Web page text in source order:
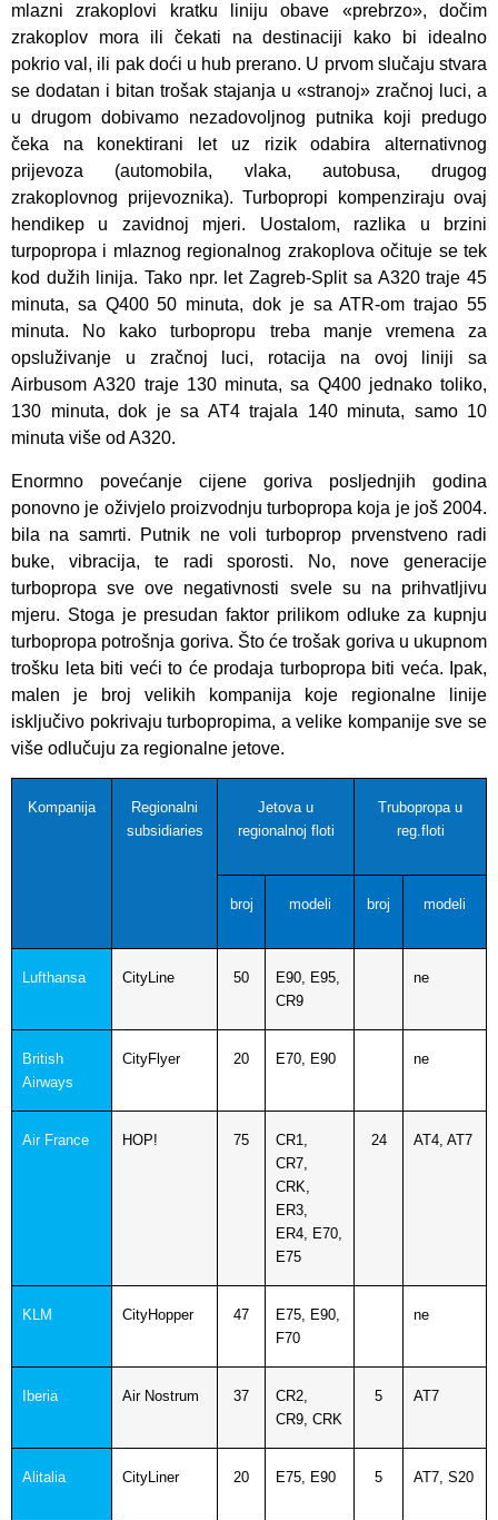
mlazni zrakoplovi kratku liniju obave «prebrzo», dočim
zrakoplov mora ili čekati na destinaciji kako bi idealno
pokrio val, ili pak doći u hub prerano. U prvom slučaju stvara
se dodatan i bitan trošak stajanja u «stranoj» zračnoj luci, a
u drugom dobivamo nezadovoljnog putnika koji predugo
čeka na konektirani let uz rizik odabira alternativnog
prijevoza (automobila, vlaka, autobusa, drugog
zrakoplovnog prijevoznika). Turbopropi kompenziraju ovaj
hendikep u zavidnoj mjeri. Uostalom, razlika u brzini
turpopropa i mlaznog regionalnog zrakoplova očituje se tek
kod dužih linija. Tako npr. let Zagreb-Split sa A320 traje 45
minuta, sa Q400 50 minuta, dok je sa ATR-om trajao 55
minuta. No kako turbopropu treba manje vremena za
opsluživanje u zračnoj luci, rotacija na ovoj liniji sa
Airbusom A320 traje 130 minuta, sa Q400 jednako toliko,
130 minuta, dok je sa AT4 trajala 140 minuta, samo 10
minuta više od A320.
Enormno povećanje cijene goriva posljednjih godina
ponovno je oživjelo proizvodnju turbopropa koja je još 2004.
bila na samrti. Putnik ne voli turboprop prvenstveno radi
buke, vibracija, te radi sporosti. No, nove generacije
turbopropa sve ove negativnosti svele su na prihvatljivu
mjeru. Stoga je presudan faktor prilikom odluke za kupnju
turbopropa potrošnja goriva. Što će trošak goriva u ukupnom
trošku leta biti veći to će prodaja turbopropa biti veća. Ipak,
malen je broj velikih kompanija koje regionalne linije
isključivo pokrivaju turbopropima, a velike kompanije sve se
više odlučuju za regionalne jetove.
Kompanija
Regionalni
subsidiaries
Jetova u
regionalnoj floti
Trubopropa u
reg.floti
broj modeli broj modeli
Lufthansa CityLine 50
E90, E95,
CR9
ne
British
Airways
CityFlyer 20 E70, E90 ne
Air France HOP! 75
CR1,
CR7,
CRK,
ER3,
ER4, E70,
E75
24 AT4, AT7
KLM CityHopper 47
E75, E90,
F70
ne
Iberia Air Nostrum 37
CR2,
CR9, CRK
5 AT7
Alitalia CityLiner 20 E75, E90 5 AT7, S20